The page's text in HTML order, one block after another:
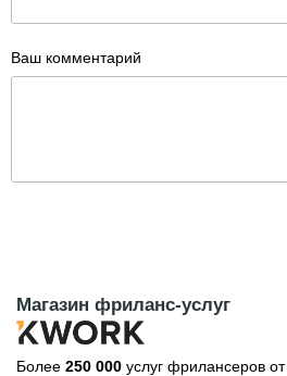
Ваш комментарий
Магазин фриланс-услуг
Более 250 000 услуг фрилансеров от